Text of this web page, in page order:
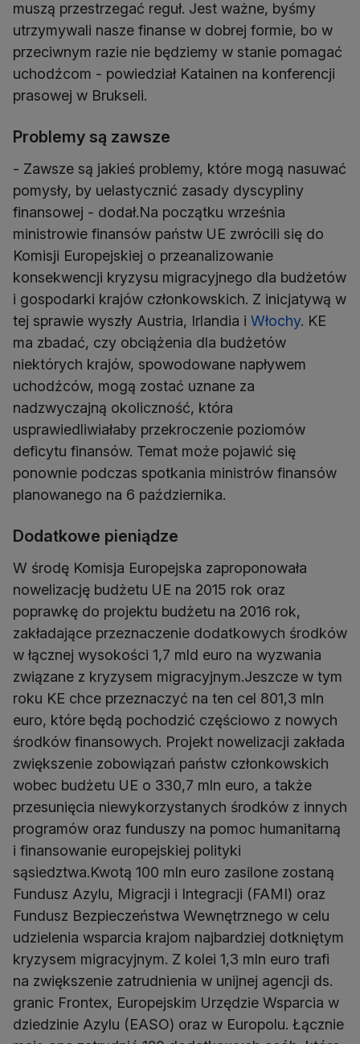
muszą przestrzegać reguł. Jest ważne, byśmy
utrzymywali nasze finanse w dobrej formie, bo w
przeciwnym razie nie będziemy w stanie pomagać
uchodźcom - powiedział Katainen na konferencji
prasowej w Brukseli.
Problemy są zawsze
- Zawsze są jakieś problemy, które mogą nasuwać
pomysły, by uelastycznić zasady dyscypliny
finansowej - dodał.Na początku września
ministrowie finansów państw UE zwrócili się do
Komisji Europejskiej o przeanalizowanie
konsekwencji kryzysu migracyjnego dla budżetów
i gospodarki krajów członkowskich. Z inicjatywą w
tej sprawie wyszły Austria, Irlandia i Włochy. KE
ma zbadać, czy obciążenia dla budżetów
niektórych krajów, spowodowane napływem
uchodźców, mogą zostać uznane za
nadzwyczajną okoliczność, która
usprawiedliwiałaby przekroczenie poziomów
deficytu finansów. Temat może pojawić się
ponownie podczas spotkania ministrów finansów
planowanego na 6 października.
Dodatkowe pieniądze
W środę Komisja Europejska zaproponowała
nowelizację budżetu UE na 2015 rok oraz
poprawkę do projektu budżetu na 2016 rok,
zakładające przeznaczenie dodatkowych środków
w łącznej wysokości 1,7 mld euro na wyzwania
związane z kryzysem migracyjnym.Jeszcze w tym
roku KE chce przeznaczyć na ten cel 801,3 mln
euro, które będą pochodzić częściowo z nowych
środków finansowych. Projekt nowelizacji zakłada
zwiększenie zobowiązań państw członkowskich
wobec budżetu UE o 330,7 mln euro, a także
przesunięcia niewykorzystanych środków z innych
programów oraz funduszy na pomoc humanitarną
i finansowanie europejskiej polityki
sąsiedztwa.Kwotą 100 mln euro zasilone zostaną
Fundusz Azylu, Migracji i Integracji (FAMI) oraz
Fundusz Bezpieczeństwa Wewnętrznego w celu
udzielenia wsparcia krajom najbardziej dotkniętym
kryzysem migracyjnym. Z kolei 1,3 mln euro trafi
na zwiększenie zatrudnienia w unijnej agencji ds.
granic Frontex, Europejskim Urzędzie Wsparcia w
dziedzinie Azylu (EASO) oraz w Europolu. Łącznie